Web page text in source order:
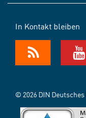
In Kontakt bleiben
© 2026 DIN